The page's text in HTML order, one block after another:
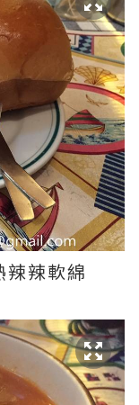
辣軟綿